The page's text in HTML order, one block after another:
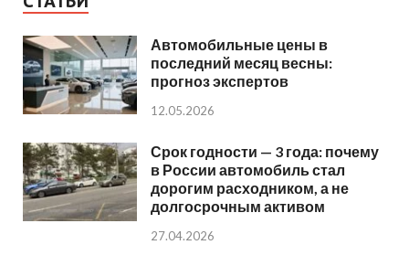
Автомобильные цены в
последний месяц весны:
прогноз экспертов
12.05.2026
Срок годности — 3 года: почему
в России автомобиль стал
дорогим расходником, а не
долгосрочным активом
27.04.2026